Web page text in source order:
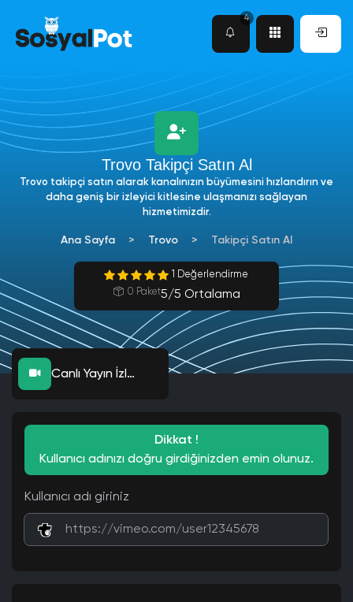
4
Trovo Takipçi Satın Al
Trovo takipçi satın alarak kanalınızın büyümesini hızlandırın ve
daha geniş bir izleyici kitlesine ulaşmanızı sağlayan
hizmetimizdir.
Ana Sayfa Trovo Takipçi Satın Al
1 Değerlendirme
0 Paket5/5 Ortalama
Canlı Yayın İzlenme
Dikkat !
Kullanıcı adınızı doğru girdiğinizden emin olunuz.
Kullanıcı adı giriniz